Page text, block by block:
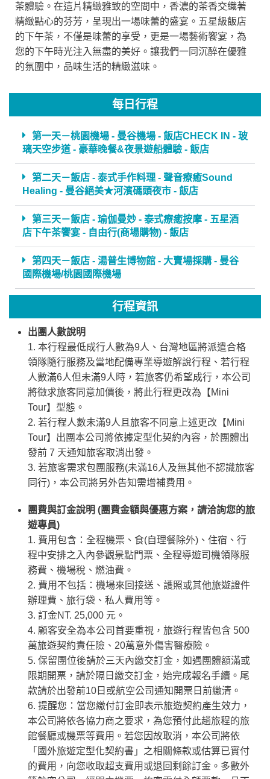
茶體驗。在這片精緻雅致的空間中，香濃的茶香交織著
精緻點心的芬芳，呈現出一場味蕾的盛宴。五星級飯店
的下午茶，不僅是味蕾的享受，更是一場藝術饗宴，為
您的下午時光注入無盡的美好。讓我們一同沉醉在優雅
的氛圍中，品味生活的精緻滋味。
每日行程
第一天－桃園機場 - 曼谷機場 - 飯店CHECK IN - 玻
璃天空步道 - 豪華晚餐&夜景遊船體驗 - 飯店
第二天－飯店 - 泰式手作料理 - 聲音療癒Sound
Healing - 曼谷絕美★河濱碼頭夜市 - 飯店
第三天－飯店 - 瑜伽曼妙 - 泰式療癒按摩 - 五星酒
店下午茶饗宴 - 自由行(商場購物) - 飯店
第四天－飯店 - 湯普生博物館 - 大賣場採購 - 曼谷
國際機場/桃園國際機場
行程資訊
出團人數說明
1. 本行程最低成行人數為9人、台灣地區將派遣合格
領隊隨行服務及當地配備專業導遊解說行程、若行程
人數滿6人但未滿9人時，若旅客仍希望成行，本公司
將徵求旅客同意加價後，將此行程更改為【Mini
Tour】型態。
2. 若行程人數未滿9人且旅客不同意上述更改【Mini
Tour】出團本公司將依據定型化契約內容，於團體出
發前 7 天通知旅客取消出發。
3. 若旅客需求包團服務(未滿16人及無其他不認識旅客
同行)，本公司將另外告知需增補費用。
團費與訂金說明 (團費金額與優惠方案，請洽詢您的旅
遊專員)
1. 費用包含：全程機票、食(自理餐除外)、住宿、行
程中安排之入內參觀景點門票、全程導遊司機領隊服
務費、機場稅、燃油費。
2. 費用不包括：機場來回接送、護照或其他旅遊證件
辦理費、旅行袋、私人費用等。
3. 訂金NT. 25,000 元。
4. 顧客安全為本公司首要重視，旅遊行程皆包含 500
萬旅遊契約責任險、20萬意外傷害醫療險。
5. 保留團位後請於三天內繳交訂金，如遇團體額滿或
限期開票，請於隔日繳交訂金，始完成報名手續。尾
款請於出發前10日或航空公司通知開票日前繳清。
6. 提醒您：當您繳付訂金即表示旅遊契約產生效力，
本公司將依各協力商之要求，為您預付此趟旅程的旅
館餐廳或機票等費用。若您因故取消，本公司將依
「國外旅遊定型化契約書」之相關條款或估算已實付
的費用，向您收取超支費用或退回剩餘訂金。多數外